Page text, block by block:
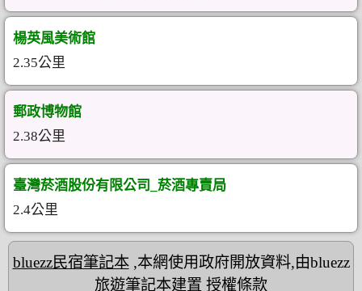
楊英風美術館
2.35公里
郵政博物館
2.38公里
臺灣菸酒股份有限公司_菸酒專賣局
2.4公里
bluezz民宿筆記本,本網使用政府開放資料,由bluezz
旅遊筆記本建置 授權條款